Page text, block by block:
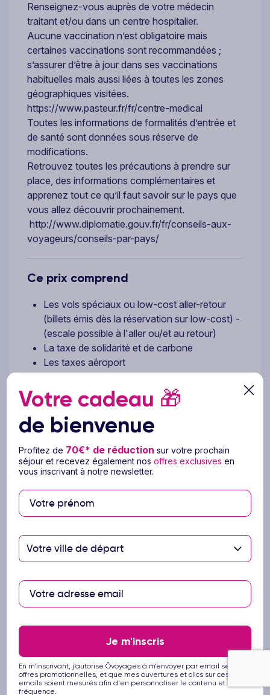
Renseignez-vous auprès de votre médecin
traitant et/ou dans un centre hospitalier.
Aucune vaccination n’est obligatoire mais
certaines vaccinations sont recommandées ;
s’assurer d’être à jour dans ses vaccinations
habituelles mais aussi liées à toutes les zones
géographiques visitées.
https://www.pasteur.fr/fr/centre-medical
Toutes les informations de formalités d’entrée et
de santé sont données sous réserve de
modifications.
Retrouvez toutes les précautions à prendre sur
place, des informations complémentaires et
apprenez tout ce qu’il faut savoir sur le pays que
vous allez découvrir prochainement.
http://www.diplomatie.gouv.fr/fr/conseils-aux-
voyageurs/conseils-par-pays/
Ce prix comprend
Les vols spéciaux ou low-cost aller-retour
(billets émis dès la réservation sur low-cost) -
(escale possible à l'aller ou/et au retour)
La taxe de solidarité et de carbone
Les taxes aéroport
aéroport
L'hébergement selon la catégorie de chambre
choisie lors de la réservation
Les repas et boissons mentionnés dans la
formule « Tout compris » (voir détail dans
Restaurants & Bars)
Les moments Ôclub
Ce prix ne comprend pas
Tout ce qui n'est pas mentionné dans le
paragraphe « Le prix comprend »
après la réservation)
mentionnés dans la formule « Tout compris »
Les dépenses d'ordre personnel et les
pourboires
La taxe de séjour à régler sur place
Votre cadeau 🎁
de bienvenue
Profitez de 70€* de réduction sur votre prochain
séjour et recevez également nosoffres exclusives en
vous inscrivant à notre newsletter.
Votre ville de départ
Je m'inscris
En m’inscrivant, j’autorise Ôvoyages à m’envoyer par email ses
offres promotionnelles, et que mes ouvertures et clics sur ces
emails soient mesurés afin d'en personnaliser le contenu et la
fréquence.